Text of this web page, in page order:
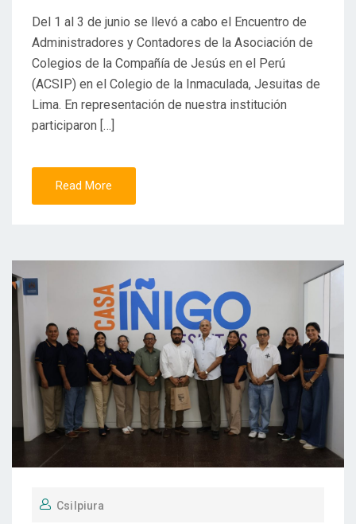
Del 1 al 3 de junio se llevó a cabo el Encuentro de
Administradores y Contadores de la Asociación de
Colegios de la Compañía de Jesús en el Perú
(ACSIP) en el Colegio de la Inmaculada, Jesuitas de
Lima. En representación de nuestra institución
participaron […]
Read More
Csilpiura